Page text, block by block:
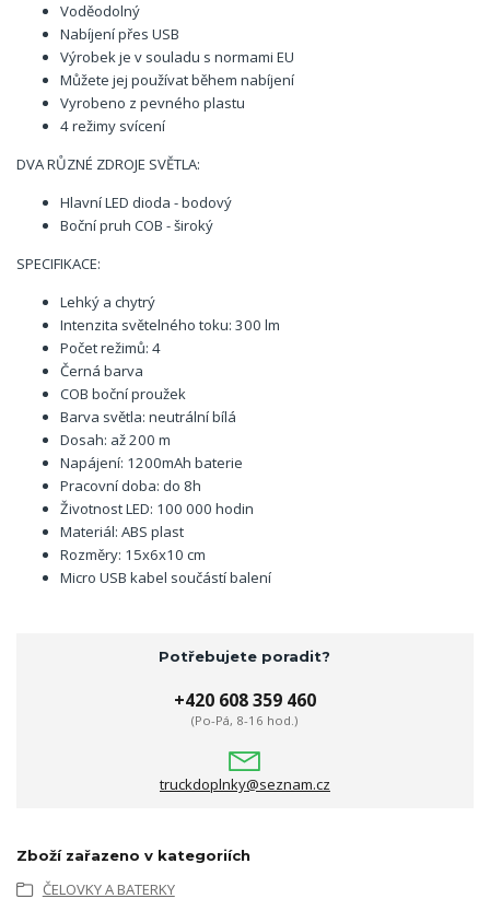
Voděodolný
Nabíjení přes USB
Výrobek je v souladu s normami EU
Můžete jej používat během nabíjení
Vyrobeno z pevného plastu
4 režimy svícení
DVA RŮZNÉ ZDROJE SVĚTLA:
Hlavní LED dioda - bodový
Boční pruh COB - široký
SPECIFIKACE:
Lehký a chytrý
Intenzita světelného toku: 300 lm
Počet režimů: 4
Černá barva
COB boční proužek
Barva světla: neutrální bílá
Dosah: až 200 m
Napájení: 1200mAh baterie
Pracovní doba: do 8h
Životnost LED: 100 000 hodin
Materiál: ABS plast
Rozměry: 15x6x10 cm
Micro USB kabel součástí balení
Potřebujete poradit?
+420 608 359 460
(Po-Pá, 8-16 hod.)
truckdoplnky@seznam.cz
Zboží zařazeno v kategoriích
ČELOVKY A BATERKY